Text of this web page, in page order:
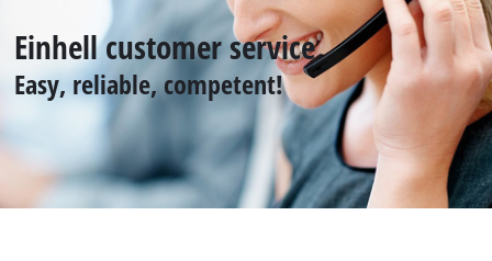
Einhell customer service
Easy, reliable, competent!